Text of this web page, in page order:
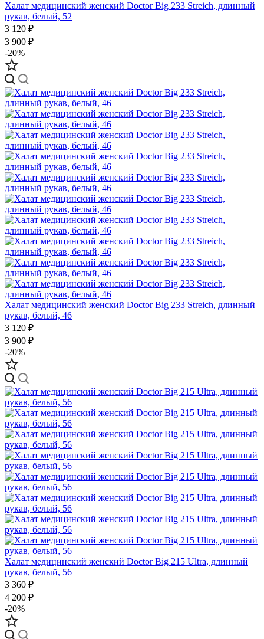
Халат медицинский женский Doctor Big 233 Streich, длинный
рукав, белый, 52
3 120 ₽
3 900 ₽
-20%
Халат медицинский женский Doctor Big 233 Streich, длинный
рукав, белый, 46
3 120 ₽
3 900 ₽
-20%
Халат медицинский женский Doctor Big 215 Ultra, длинный
рукав, белый, 56
3 360 ₽
4 200 ₽
-20%